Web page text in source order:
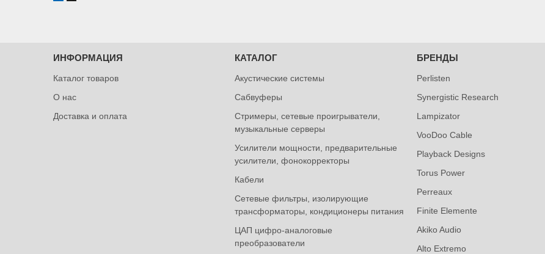
ИНФОРМАЦИЯ
Каталог товаров
О нас
Доставка и оплата
КАТАЛОГ
Акустические системы
Сабвуферы
Стримеры, сетевые проигрыватели,
музыкальные серверы
Усилители мощности, предварительные
усилители, фонокорректоры
Кабели
Сетевые фильтры, изолирующие
трансформаторы, кондиционеры питания
ЦАП цифро-аналоговые
преобразователи
БРЕНДЫ
Perlisten
Synergistic Research
Lampizator
VooDoo Cable
Playback Designs
Torus Power
Perreaux
Finite Elemente
Akiko Audio
Alto Extremo